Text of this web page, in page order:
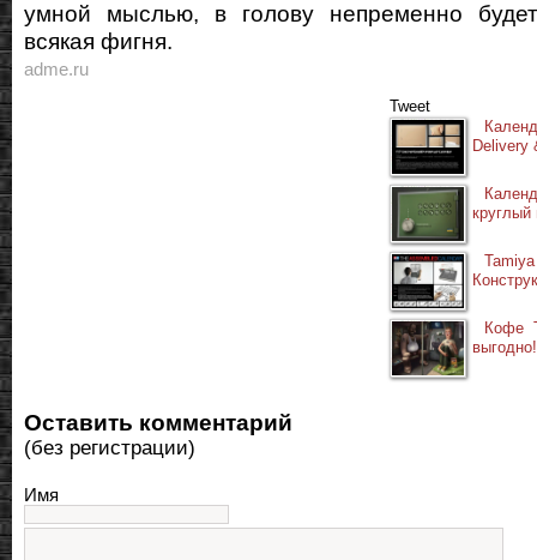
умной мыслью, в голову непременно
всякая фигня.
adme.ru
Tweet
Delivery
круглый
Кофе
выгодно!
Оставить комментарий
(без регистрации)
Имя